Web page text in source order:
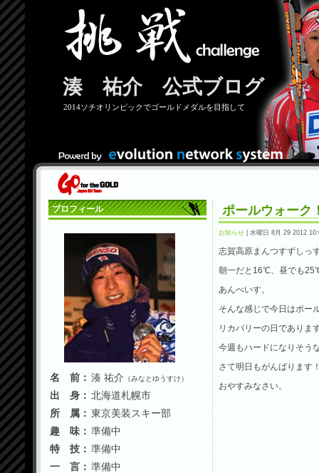
湊 祐介 公式ブログ
2014ソチオリンピックでゴールドメダルを目指して
プロフィール
名 前： 湊 祐介 （みなとゆうすけ）
出 身： 北海道札幌市
所 属： 東京美装スキー部
趣 味： 準備中
特 技： 準備中
一 言： 準備中
ポールウォーク
お知らせ | 水曜日 8月 29 2012
志賀高原まんつすずしっ
朝一だと16℃、昼でも
あんべいす。
そんな感じで今日はポー
リカバリーの日でありま
今週もハードになりそう
さて明日もがんばります
おやすみなさい。